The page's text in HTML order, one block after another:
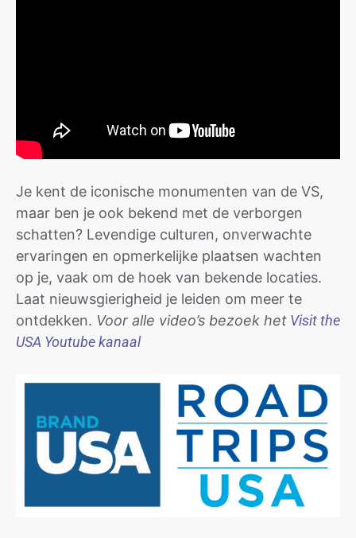
Je kent de iconische monumenten van de VS,
maar ben je ook bekend met de verborgen
schatten? Levendige culturen, onverwachte
ervaringen en opmerkelijke plaatsen wachten
op je, vaak om de hoek van bekende locaties.
Laat nieuwsgierigheid je leiden om meer te
ontdekken. Voor alle video’s bezoek het Visit the
USA Youtube kanaal